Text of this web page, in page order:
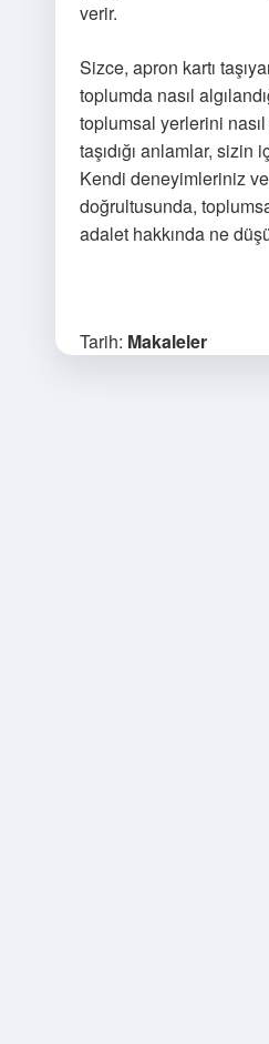
verir.
Sizce, apron kartı
toplumda nasıl
toplumsal yerlerini
taşıdığı anlamlar, sizin
Kendi deneyimleriniz
doğrultusunda,
adalet hakkında ne
Tarih: Makaleler